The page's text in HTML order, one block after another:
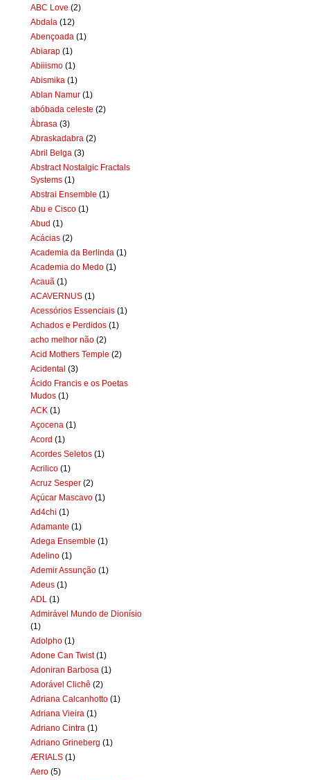
ABC Love (2)
Abdala (12)
Abençoada (1)
Abiarap (1)
Abiiismo (1)
Abismika (1)
Ablan Namur (1)
abóbada celeste (2)
Àbrasa (3)
Abraskadabra (2)
Abril Belga (3)
Abstract Nostalgic Fractals
Systems (1)
Abstrai Ensemble (1)
Abu e Cisco (1)
Abud (1)
Acácias (2)
Academia da Berlinda (1)
Academia do Medo (1)
Acauã (1)
ACAVERNUS (1)
Acessórios Essenciais (1)
Achados e Perdidos (1)
acho melhor não (2)
Acid Mothers Temple (2)
Acidental (3)
Ácido Francis e os Poetas
Mudos (1)
ACK (1)
Açocena (1)
Acord (1)
Acordes Seletos (1)
Acrilico (1)
Acruz Sesper (2)
Açúcar Mascavo (1)
Ad4chi (1)
Adamante (1)
Adega Ensemble (1)
Adelino (1)
Ademir Assunção (1)
Adeus (1)
ADL (1)
Admirável Mundo de Dionísio
(1)
Adolpho (1)
Adone Can Twist (1)
Adoniran Barbosa (1)
Adorável Clichê (2)
Adriana Calcanhotto (1)
Adriana Vieira (1)
Adriano Cintra (1)
Adriano Grineberg (1)
ÆRIALS (1)
Aero (5)